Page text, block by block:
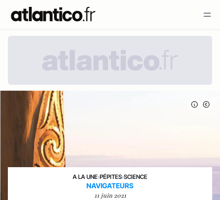
A LA UNE›PÉPITES›SCIENCE
NAVIGATEURS
11 juin 2021